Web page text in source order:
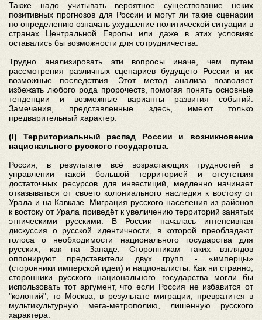
Также надо учитывать вероятное существование неких
позитивных прогнозов для России и могут ли такие сценарии
по определению означать ухудшение политической ситуации в
странах Центральной Европы или даже в этих условиях
оставались бы возможности для сотрудничества.
Трудно анализировать эти вопросы иначе, чем путем
рассмотрения различных сценариев будущего России и их
возможные последствия. Этот метод анализа позволяет
избежать любого рода пророчеств, помогая понять основные
тенденции и возможные варианты развития событий.
Замечания, представленные здесь, имеют только
предварительный характер.
(I) Территориальный распад России и возникновение
национального русского государства.
Россия, в результате всё возрастающих трудностей в
управлении такой большой территорией и отсутствия
достаточных ресурсов для инвестиций, медленно начинает
отказываться от своего колониального наследия к востоку от
Урала и на Кавказе. Миграция русского населения из районов
к востоку от Урала приведёт к увеличению территорий занятых
этническими русскими. В России началась интенсивная
дискуссия о русской идентичности, в которой преобладают
голоса о необходимости национального государства для
русских, как на Западе. Сторонникам таких взглядов
оппонируют представители двух групп - «имперцы»
(сторонники имперской идеи) и националисты. Как ни странно,
сторонники русского национального государства могли бы
использовать тот аргумент, что если Россия не избавится от
"колоний", то Москва, в результате миграции, превратится в
мультикультурную мега-метрополию, лишенную русского
характера.